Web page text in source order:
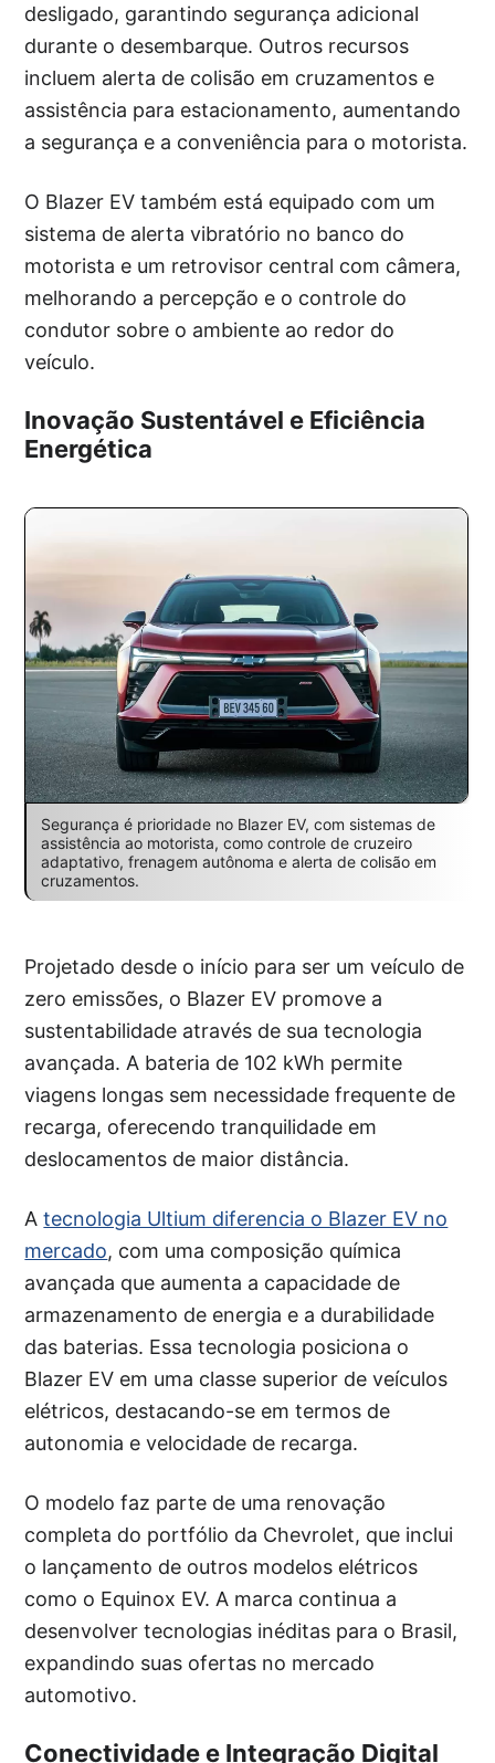
desligado, garantindo segurança adicional
durante o desembarque. Outros recursos
incluem alerta de colisão em cruzamentos e
assistência para estacionamento, aumentando
a segurança e a conveniência para o motorista.
O Blazer EV também está equipado com um
sistema de alerta vibratório no banco do
motorista e um retrovisor central com câmera,
melhorando a percepção e o controle do
condutor sobre o ambiente ao redor do
veículo.
Inovação Sustentável e Eficiência
Energética
Segurança é prioridade no Blazer EV, com sistemas de
assistência ao motorista, como controle de cruzeiro
adaptativo, frenagem autônoma e alerta de colisão em
cruzamentos.
Projetado desde o início para ser um veículo de
zero emissões, o Blazer EV promove a
sustentabilidade através de sua tecnologia
avançada. A bateria de 102 kWh permite
viagens longas sem necessidade frequente de
recarga, oferecendo tranquilidade em
deslocamentos de maior distância.
Atecnologia Ultium diferencia o Blazer EV no
mercado, com uma composição química
avançada que aumenta a capacidade de
armazenamento de energia e a durabilidade
das baterias. Essa tecnologia posiciona o
Blazer EV em uma classe superior de veículos
elétricos, destacando-se em termos de
autonomia e velocidade de recarga.
O modelo faz parte de uma renovação
completa do portfólio da Chevrolet, que inclui
o lançamento de outros modelos elétricos
como o Equinox EV. A marca continua a
desenvolver tecnologias inéditas para o Brasil,
expandindo suas ofertas no mercado
automotivo.
Conectividade e Integração Digital